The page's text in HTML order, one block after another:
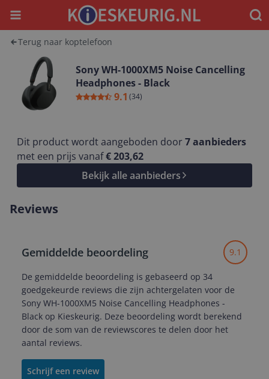
Menu
Terug naar koptelefoon
Sony WH-1000XM5 Noise Cancelling
Headphones - Black
9.1 (34)
Dit product wordt aangeboden door7aanbieders
met een prijs vanaf€ 203,62
Bekijk alle aanbieders
Reviews
Gemiddelde beoordeling 9.1
De gemiddelde beoordeling is gebaseerd op 34
goedgekeurde reviews die zijn achtergelaten voor de
Sony WH-1000XM5 Noise Cancelling Headphones -
Black op Kieskeurig. Deze beoordeling wordt berekend
door de som van de reviewscores te delen door het
aantal reviews.
Schrijf een review